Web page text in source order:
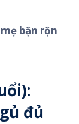
bận rộn
đủ